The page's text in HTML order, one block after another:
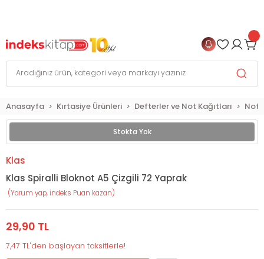
Anasayfa Kırtasiye Ürünleri Defterler ve Not Kağıtları Not
Stokta Yok
Klas
Klas Spiralli Bloknot A5 Çizgili 72 Yaprak
(Yorum yap, İndeks Puan kazan)
29,90 TL
7,47 TL'den başlayan taksitlerle!